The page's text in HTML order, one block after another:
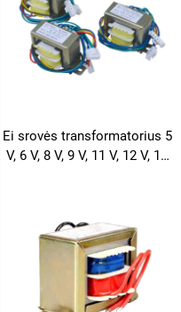
Ei srovės transformatorius 5
V, 6 V, 8 V, 9 V, 11 V, 12 V, 18
transformatorius